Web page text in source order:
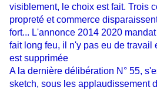
visiblement, le choix est fait. Trois
propreté et commerce
fort... L'annonce 2014 2020
fait long feu, il n'y pas eu de travail
est supprimée
A la dernière délibération N° 55,
sketch, sous les applaudissement